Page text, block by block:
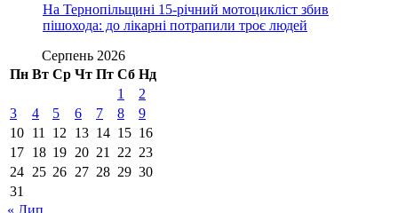
На Тернопільщині 15-річний мотоцикліст збив
пішохода: до лікарні потрапили троє людей
Серпень 2026
Пн Вт Ср Чт Пт Сб Нд
1
2
3
4 5 6 7 8
9
10 11 12 13 14 15 16
17 18 19 20 21 22 23
24 25 26 27 28 29 30
31
« Лип